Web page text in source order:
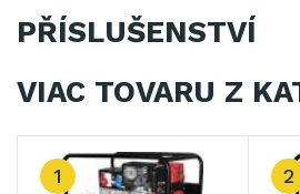
PŘÍSLUŠENSTVÍ
VIAC TOVARU Z
1 2